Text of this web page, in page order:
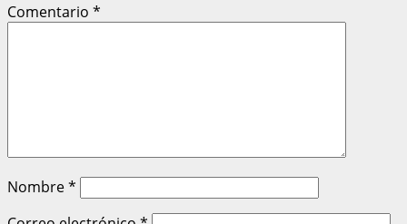
Comentario *
Nombre*